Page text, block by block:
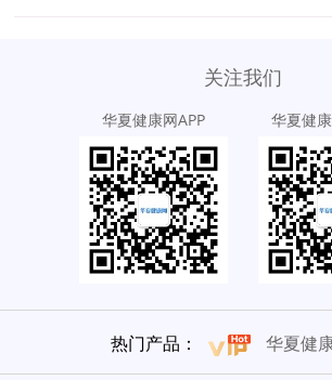
关注我们
华夏健康网APP 华夏健
热门产品： 华夏健